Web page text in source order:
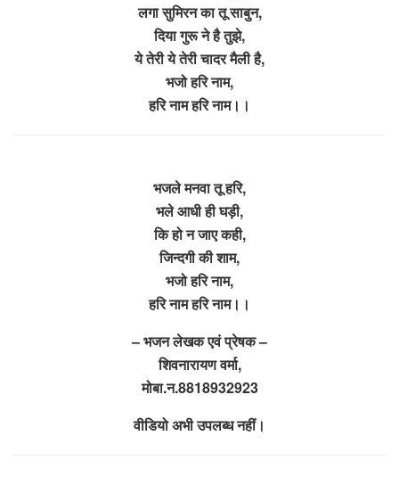
लगा सुमिरन का तू साबुन,
दिया गुरू ने है तुझे,
ये तेरी ये तेरी चादर मैली है,
भजो हरि नाम,
हरि नाम हरि नाम।।
भजले मनवा तू हरि,
भले आधी ही घड़ी,
कि हो न जाए कही,
जिन्दगी की शाम,
भजो हरि नाम,
हरि नाम हरि नाम।।
– भजन लेखक एवं प्रेषक –
शिवनारायण वर्मा,
मोबा.न.8818932923
वीडियो अभी उपलब्ध नहीं।